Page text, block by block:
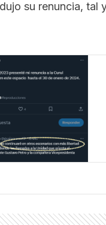
su renuncia, tal